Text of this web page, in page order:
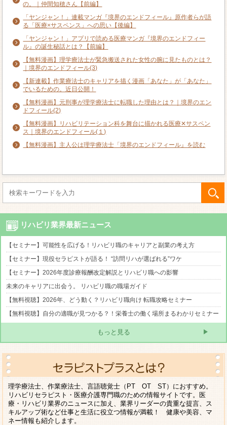
の。｜仲間知穂さん【前編】
「ヤンジャン！」連載マンガ『境界のエンドフィール』原作者らが語
る「医療×サスペンス」への思い【後編】
「ヤンジャン！」アプリで読める医療マンガ『境界のエンドフィー
ル』の誕生秘話とは？【前編】
【無料漫画】理学療法士が緊急搬送された女性の腕に見たものとは？
｜境界のエンドフィール(3)
【新連載】作業療法士のキャリアを描く漫画「あなた」が「あなた」
でいるための。近日公開！
【無料漫画】元刑事が理学療法士に転職した理由とは？｜境界のエン
ドフィール(2)
【無料漫画】リハビリテーション科を舞台に描かれる医療✕サスペン
ス｜境界のエンドフィール(１)
【無料漫画】主人公は理学療法士「境界のエンドフィール』を読む
リハビリ業界最新ニュース
【セミナー】可能性を広げる！リハビリ職のキャリアと副業の考え方
【セミナー】現役セラピストが語る！ “訪問リハが選ばれる”ワケ
【セミナー】2026年度診療報酬改定解説とリハビリ職への影響
未来のキャリアに出会う。 リハビリ職の職場ガイド
【無料視聴】2026年、どう動く？リハビリ職向け 転職攻略セミナー
【無料視聴】自分の適職が見つかる？！栄養士の働く場所まるわかりセミナー
もっと見る
理学療法士、作業療法士、言語聴覚士（PT OT ST）におすすめ。
リハビリセラピスト・医療介護専門職のための情報サイトです。医
療・リハビリ業界のニュースに加え、業界リーダーの貴重な提言、ス
キルアップ術など仕事と生活に役立つ情報が満載！ 健康や美容、マ
ネー情報も紹介します。